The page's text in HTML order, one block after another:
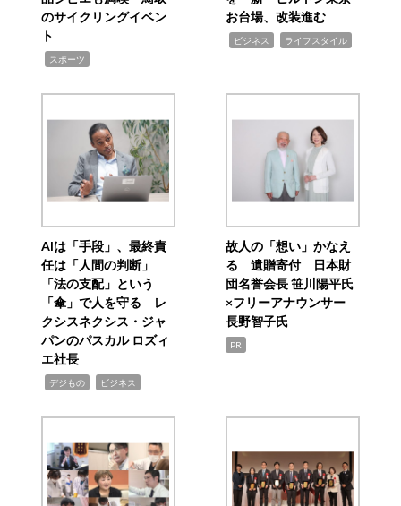
のサイクリングイベン
ト
スポーツ
お台場、改装進む
ビジネス ライフスタイル
AIは「手段」、最終責
任は「人間の判断」
「法の支配」という
「傘」で人を守る レ
クシスネクシス・ジャ
パンのパスカル ロズィ
エ社長
デジもの ビジネス
故人の「想い」かなえ
る 遺贈寄付 日本財
団名誉会長 笹川陽平氏
×フリーアナウンサー
長野智子氏
PR